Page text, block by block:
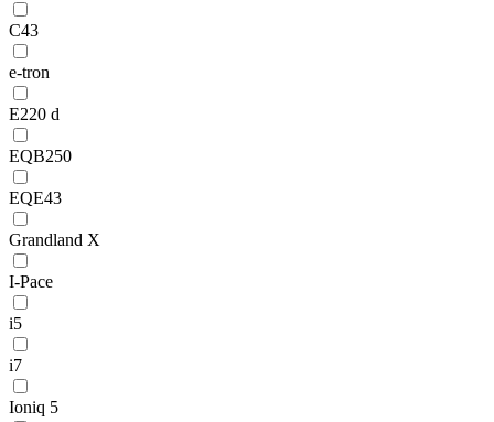
C43
e-tron
E220 d
EQB250
EQE43
Grandland X
I-Pace
i5
i7
Ioniq 5